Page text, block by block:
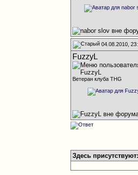
04.08.2010,
FuzzyL
Ветеран клуба THG
Здесь